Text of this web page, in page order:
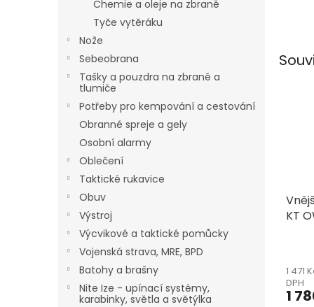
Chemie a oleje na zbraně
Tyče vytěráku
Nože
Sebeobrana
Tašky a pouzdra na zbraně a
tlumiče
Potřeby pro kempování a cestování
Obranné spreje a gely
Osobní alarmy
Oblečení
Taktické rukavice
Obuv
Výstroj
Výcvikové a taktické pomůcky
Vojenská strava, MRE, BPD
Batohy a brašny
Nite Ize - upínací systémy,
karabinky, světla a světýlka
KT
1 471
DPH
1